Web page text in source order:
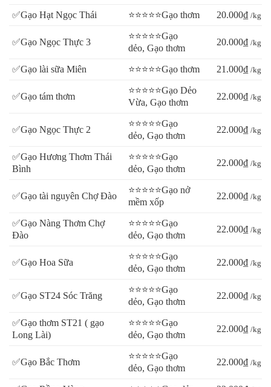
✅Gạo Hạt Ngọc Thái ⭐⭐⭐⭐⭐Gạo thơm 20.000₫ /kg
✅Gạo Ngọc Thực 3
⭐⭐⭐⭐⭐Gạo
dẻo, Gạo thơm
20.000₫ /kg
✅Gạo lài sữa Miên ⭐⭐⭐⭐⭐Gạo thơm 21.000₫ /kg
✅Gạo tám thơm
⭐⭐⭐⭐⭐Gạo Dẻo
Vừa, Gạo thơm
22.000₫ /kg
✅Gạo Ngọc Thực 2
⭐⭐⭐⭐⭐Gạo
dẻo, Gạo thơm
22.000₫ /kg
✅Gạo Hương Thơm Thái
Bình
⭐⭐⭐⭐⭐Gạo
dẻo, Gạo thơm
22.000₫ /kg
✅Gạo tài nguyên Chợ Đào
⭐⭐⭐⭐⭐Gạo nở
mềm xốp
22.000₫ /kg
✅Gạo Nàng Thơm Chợ
Đào
⭐⭐⭐⭐⭐Gạo
dẻo, Gạo thơm
22.000₫ /kg
✅Gạo Hoa Sữa
⭐⭐⭐⭐⭐Gạo
dẻo, Gạo thơm
22.000₫ /kg
✅Gạo ST24 Sóc Trăng
⭐⭐⭐⭐⭐Gạo
dẻo, Gạo thơm
22.000₫ /kg
✅Gạo thơm ST21 ( gạo
Long Lài)
⭐⭐⭐⭐⭐Gạo
dẻo, Gạo thơm
22.000₫ /kg
✅Gạo Bắc Thơm
⭐⭐⭐⭐⭐Gạo
dẻo, Gạo thơm
22.000₫ /kg